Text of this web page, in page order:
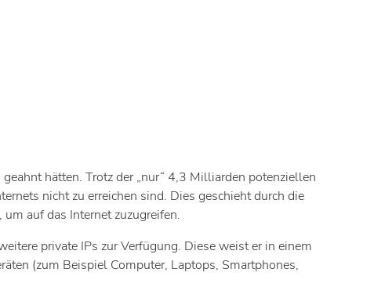
hätten. Trotz der „nur“ 4,3 Milliarden potenziellen
nicht zu erreichen sind. Dies geschieht durch die
auf das Internet zuzugreifen.
private IPs zur Verfügung. Diese weist er in einem
(zum Beispiel Computer, Laptops, Smartphones,